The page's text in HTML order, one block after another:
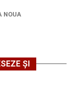
NOUA
ȘI